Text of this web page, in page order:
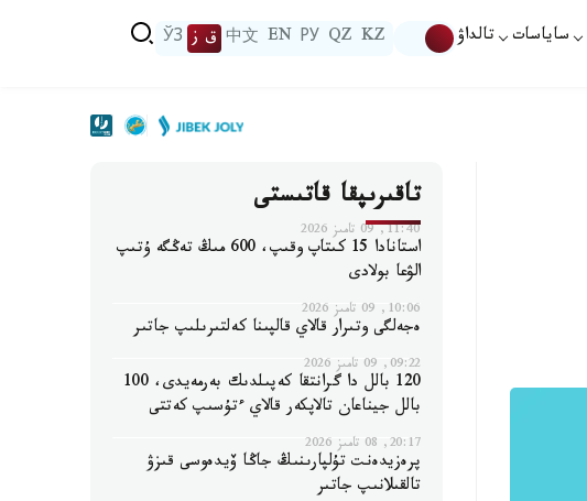
ساياسات تالداۋ KZ
QZ
РУ
EN
中文 ق ز ЎЗ
تاقىرىپقا قاتىستى
11:40, 09 تامىز 2026
استانادا 15 كىتاپ وقىپ، 600 مىڭ تەڭگە ۇتىپ
الۋعا بولادى
10:06, 09 تامىز 2026
ەجەلگى وتىرار قالاي قالپىنا كەلتىرىلىپ جاتىر
09:22, 09 تامىز 2026
120 بالل دا گرانتقا كەپىلدىك بەرمەيدى، 100
بالل جيناعان تالاپكەر قالاي ءتۇسىپ كەتتى
20:17, 08 تامىز 2026
پرەزيدەنت تۇلپارىنىڭ جاڭا ۆيدەوسى قىزۋ
تالقىلانىپ جاتىر